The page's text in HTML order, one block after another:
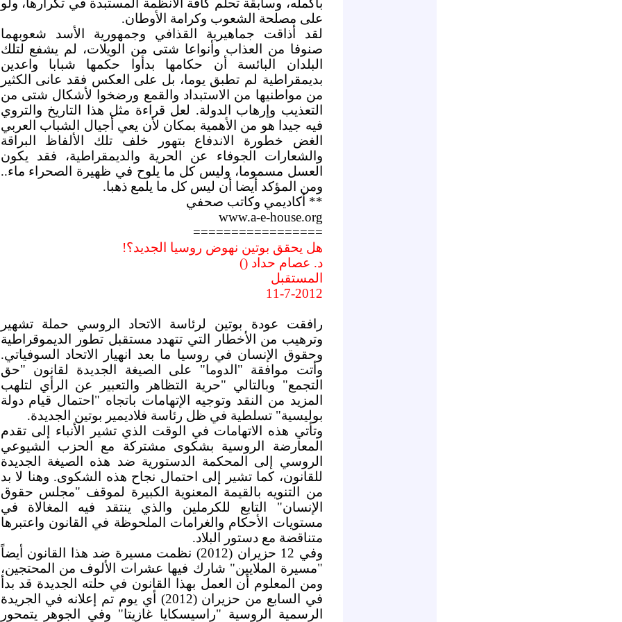
بأكمله، وسابقة تحلم كافة الأنظمة المستبدة في تكرارها، ولو
على مصلحة الشعوب وكرامة الأوطان.
لقد أذاقت جماهيرية القذافي وجمهورية الأسد شعوبهما
صنوفا من العذاب وأنواعا شتى من الويلات، لم يشفع لتلك
البلدان البائسة أن حكامها بدأوا حكمها شبابا واعدين
بديمقراطية لم تطبق يوما، بل على العكس فقد عانى الكثير
من مواطنيها من الاستبداد والقمع ورضخوا لأشكال شتى من
التعذيب وإرهاب الدولة. لعل قراءة مثل هذا التاريخ والتروي
فيه جيدا هو من الأهمية بمكان لأن يعي أجيال الشباب العربي
الغض خطورة الاندفاع بتهور خلف تلك الألفاظ البراقة
والشعارات الجوفاء عن الحرية والديمقراطية، فقد يكون
العسل مسموما، وليس كل ما يلوح في ظهيرة الصحراء ماء..
ومن المؤكد أيضا أن ليس كل ما يلمع ذهبا.
** أكاديمي وكاتب صحفي
www.a-e-house.org
=================
هل يحقق بوتين نهوض روسيا الجديد؟!
د. عصام حداد ()
المستقبل
11-7-2012
رافقت عودة بوتين لرئاسة الاتحاد الروسي حملة تشهير
وترهيب من الأخطار التي تتهدد مستقبل تطور الديموقراطية
وحقوق الإنسان في روسيا ما بعد انهيار الاتحاد السوفياتي.
وأتت موافقة "الدوما" على الصيغة الجديدة لقانون "حق
التجمع" وبالتالي "حرية التظاهر والتعبير عن الرأي لتلهب
المزيد من النقد وتوجيه الإتهامات باتجاه "احتمال قيام دولة
بوليسية" تسلطية في ظل رئاسة فلاديمير بوتين الجديدة.
وتأتي هذه الاتهامات في الوقت الذي تشير الأنباء إلى تقدم
المعارضة الروسية بشكوى مشتركة مع الحزب الشيوعي
الروسي إلى المحكمة الدستورية ضد هذه الصيغة الجديدة
للقانون، كما تشير إلى احتمال نجاح هذه الشكوى. وهنا لا بد
من التنويه بالقيمة المعنوية الكبيرة لموقف "مجلس حقوق
الإنسان" التابع للكرملين والذي ينتقد فيه المغالاة في
مستويات الأحكام والغرامات الملحوظة في القانون واعتبرها
متناقضة مع دستور البلاد.
وفي 12 حزيران (2012) نظمت مسيرة ضد هذا القانون أيضاً
"مسيرة الملايين" شارك فيها عشرات الألوف من المحتجين،
ومن المعلوم أن العمل بهذا القانون في حلته الجديدة قد بدأ
في السابع من حزيران (2012) أي يوم تم إعلانه في الجريدة
الرسمية الروسية "راسيسكايا غازيتا" وفي الجوهر يتمحور